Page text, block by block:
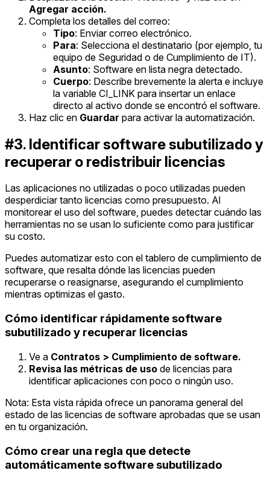
Agregar acción.
Completa los detalles del correo:
Tipo: Enviar correo electrónico.
Para: Selecciona el destinatario (por ejemplo, tu
equipo de Seguridad o de Cumplimiento de IT).
Asunto: Software en lista negra detectado.
Cuerpo: Describe brevemente la alerta e incluye
la variable CI_LINK para insertar un enlace
directo al activo donde se encontró el software.
Haz clic en Guardar para activar la automatización.
#3. Identificar software subutilizado y
recuperar o redistribuir licencias
Las aplicaciones no utilizadas o poco utilizadas pueden
desperdiciar tanto licencias como presupuesto. Al
monitorear el uso del software, puedes detectar cuándo las
herramientas no se usan lo suficiente como para justificar
su costo.
Puedes automatizar esto con el tablero de cumplimiento de
software, que resalta dónde las licencias pueden
recuperarse o reasignarse, asegurando el cumplimiento
mientras optimizas el gasto.
Cómo identificar rápidamente software
subutilizado y recuperar licencias
Ve a Contratos > Cumplimiento de software.
Revisa las métricas de uso de licencias para
identificar aplicaciones con poco o ningún uso.
Nota: Esta vista rápida ofrece un panorama general del
estado de las licencias de software aprobadas que se usan
en tu organización.
Cómo crear una regla que detecte
automáticamente software subutilizado